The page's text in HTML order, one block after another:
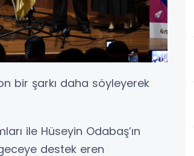
bir şarkı daha söyleyerek
ile Hüseyin Odabaş’ın
destek eren